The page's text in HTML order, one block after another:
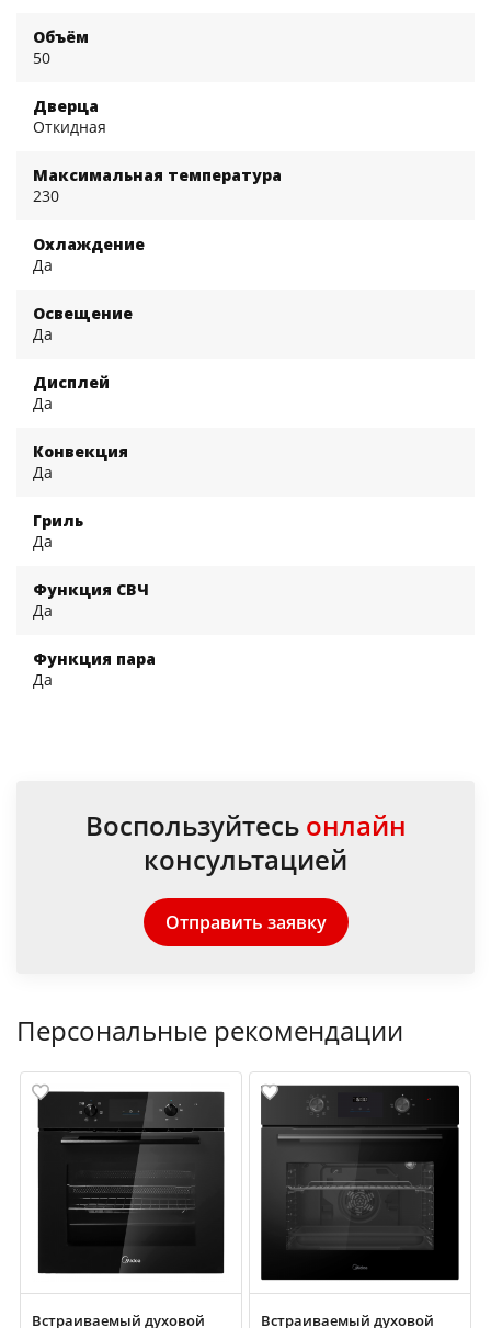
Объём
50
Дверца
Откидная
Максимальная температура
230
Охлаждение
Да
Освещение
Да
Дисплей
Да
Конвекция
Да
Гриль
Да
Функция СВЧ
Да
Функция пара
Да
Воспользуйтесь онлайн
консультацией
Отправить заявку
Персональные рекомендации
Встраиваемый духовой Встраиваемый духовой